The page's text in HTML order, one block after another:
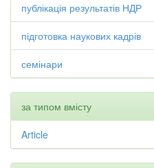
публікація результатів НДР
підготовка наукових кадрів
семінари
за типом вмісту
Article